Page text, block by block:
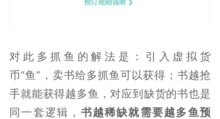
对此多抓鱼的解法是：引入虚拟货
币“鱼”，卖书给多抓鱼可以获得；书越抢
手就能获得越多鱼，对应到缺货的书也是
同一套逻辑， 书越稀缺就需要越多鱼预